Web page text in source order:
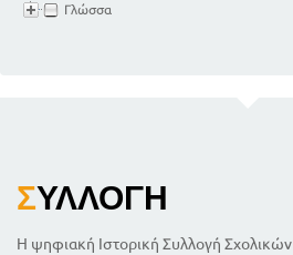
Γλώσσα
ΣΥΛΛΟΓΉ
Η ψηφιακή Ιστορική Συλλογή Σχολικών